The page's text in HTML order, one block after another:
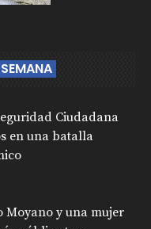
Ciudadana
en una batalla
Moyano y una mujer